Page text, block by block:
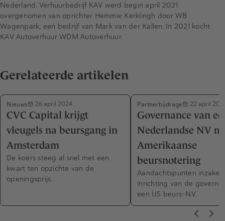
Nederland. Verhuurbedrijf KAV werd begin april 2021
overgenomen van oprichter Hemmie Kerklingh door WB
Wagenpark, een bedrijf van Mark van der Kallen. In 2021 kocht
KAV Autoverhuur WDM Autoverhuur.
Gerelateerde artikelen
Nieuws 26 april 2024
CVC Capital krijgt
vleugels na beursgang in
Amsterdam
De koers steeg al snel met een
kwart ten opzichte van de
openingsprijs.
Partnerbijdrage 22 april
Governance van
Nederlandse NV
Amerikaanse
beursnotering
Aandachtspunten inzake
inrichting van de
een US beurs-NV.